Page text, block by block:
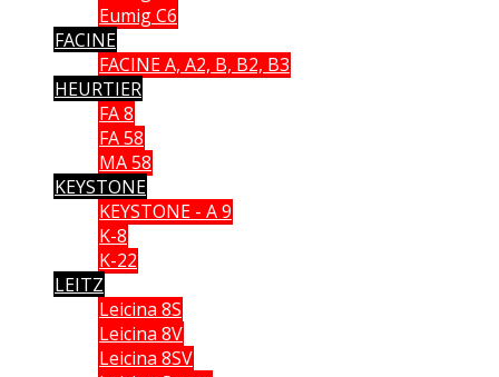
Eumig C6
FACINE
FACINE A, A2, B, B2, B3
HEURTIER
FA 8
FA 58
MA 58
KEYSTONE
KEYSTONE - A 9
K-8
K-22
LEITZ
Leicina 8S
Leicina 8V
Leicina 8SV